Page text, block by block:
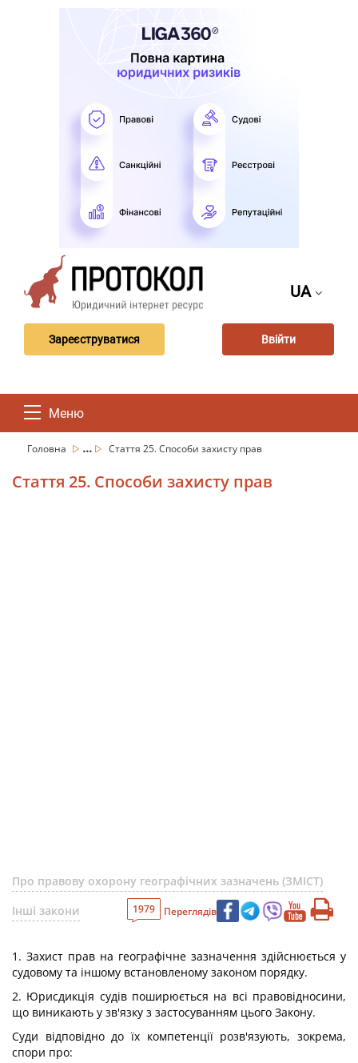
UA
Зареєструватися Ввійти
Меню
Головна ... Стаття 25. Способи захисту прав
Стаття 25. Способи захисту прав
Про правову охорону географічних зазначень (ЗМІСТ)
Інші закони
1979 Переглядів
1. Захист прав на географічне зазначення здійснюється у
судовому та іншому встановленому законом порядку.
2. Юрисдикція судів поширюється на всі правовідносини,
що виникають у зв'язку з застосуванням цього Закону.
Суди відповідно до їх компетенції розв'язують, зокрема,
спори про: